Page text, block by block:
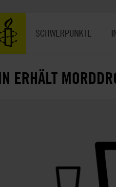
SCHWERPUNKTE
ERHÄLT